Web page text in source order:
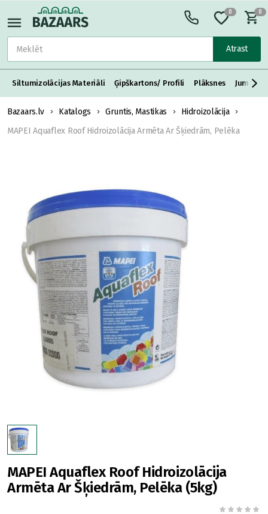
Atrast
0 0
Siltumizolācijas Materiāli Ģipškartons/ Profili Plāksnes Jumta
Bazaars.lv Katalogs Gruntis, Mastikas
Hidroizolācija
MAPEI Aquaflex Roof Hidroizolācija Armēta Ar Šķiedrām, Pelēka
MAPEI Aquaflex Roof Hidroizolācija
Armēta Ar Šķiedrām, Pelēka (5kg)